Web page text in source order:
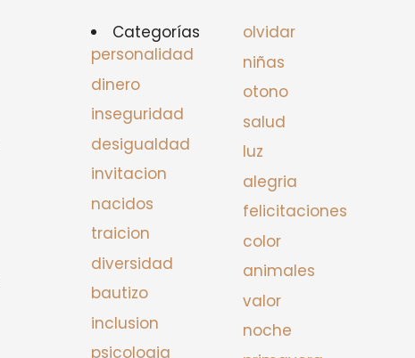
Categorías
personalidad
dinero
inseguridad
desigualdad
invitacion
nacidos
traicion
diversidad
bautizo
inclusion
psicologia
olvidar
niñas
otono
salud
luz
alegria
felicitaciones
color
animales
valor
noche